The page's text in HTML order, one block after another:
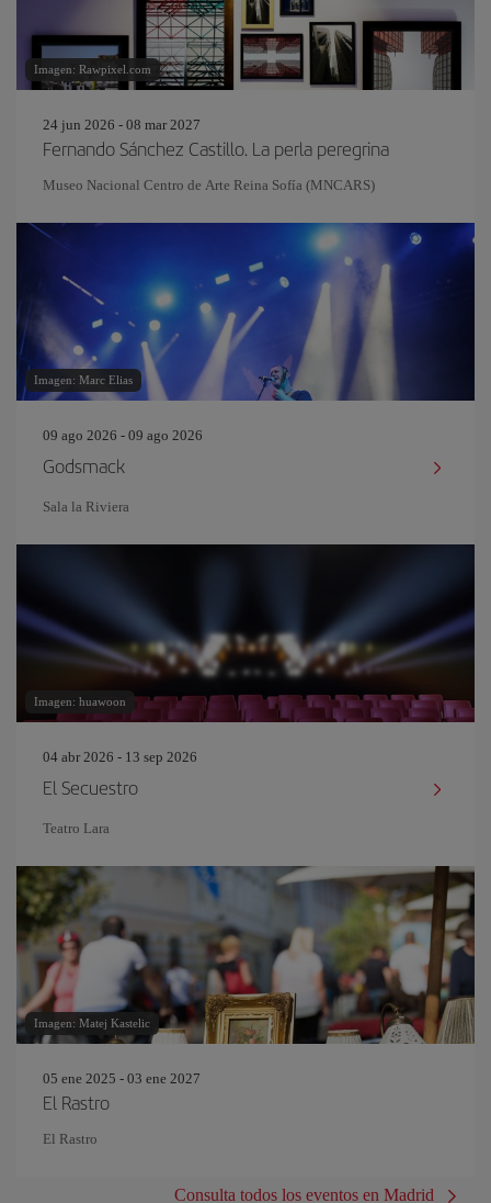
Imagen: Rawpixel.com
24 jun 2026 - 08 mar 2027
Fernando Sánchez Castillo. La perla peregrina
Museo Nacional Centro de Arte Reina Sofía (MNCARS)
Imagen: Marc Elias
09 ago 2026 - 09 ago 2026
Godsmack
Sala la Riviera
Imagen: huawoon
04 abr 2026 - 13 sep 2026
El Secuestro
Teatro Lara
Imagen: Matej Kastelic
05 ene 2025 - 03 ene 2027
El Rastro
El Rastro
Consulta todos los eventos en Madrid